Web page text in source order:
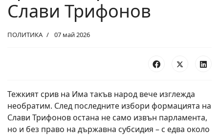
Слави Трифонов
ПОЛИТИКА 07 май 2026
Тежкият срив на Има такъв народ вече изглежда
необратим. След последните избори формацията на
Слави Трифонов остана не само извън парламента,
но и без право на държавна субсидия – с едва около